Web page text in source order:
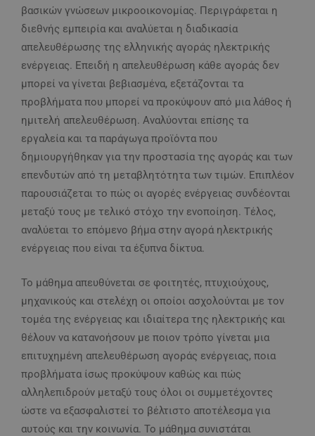
βασικών γνώσεων μικροοικονομίας. Περιγράφεται η
διεθνής εμπειρία και αναλύεται η διαδικασία
απελευθέρωσης της ελληνικής αγοράς ηλεκτρικής
ενέργειας. Επειδή η απελευθέρωση κάθε αγοράς δεν
μπορεί να γίνεται βεβιασμένα, εξετάζονται τα
προβλήματα που μπορεί να προκύψουν από μια λάθος ή
ημιτελή απελευθέρωση. Αναλύονται επίσης τα
εργαλεία και τα παράγωγα προϊόντα που
δημιουργήθηκαν για την προστασία της αγοράς και των
επενδυτών από τη μεταβλητότητα των τιμών. Επιπλέον
παρουσιάζεται το πώς οι αγορές ενέργειας συνδέονται
μεταξύ τους με τελικό στόχο την ενοποίηση. Τέλος,
αναλύεται το επόμενο βήμα στην αγορά ηλεκτρικής
ενέργειας που είναι τα έξυπνα δίκτυα.
Το μάθημα απευθύνεται σε φοιτητές, πτυχιούχους,
μηχανικούς και στελέχη οι οποίοι ασχολούνται με τον
τομέα της ενέργειας και ιδιαίτερα της ηλεκτρικής και
θέλουν να κατανοήσουν με ποιον τρόπο γίνεται μια
επιτυχημένη απελευθέρωση αγοράς ενέργειας, ποια
προβλήματα ίσως προκύψουν καθώς και πώς
αλληλεπιδρούν μεταξύ τους όλοι οι συμμετέχοντες
ώστε να εξασφαλιστεί το βέλτιστο αποτέλεσμα για
αυτούς και την κοινωνία. Το μάθημα συνιστάται